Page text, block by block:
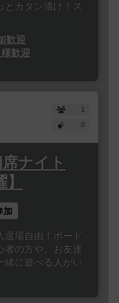
とカタン漬け！ス
歓迎
歓迎
1
0
ナイト
加
退場自由！ボード
者の方や、お友達
緒に遊べる人がい